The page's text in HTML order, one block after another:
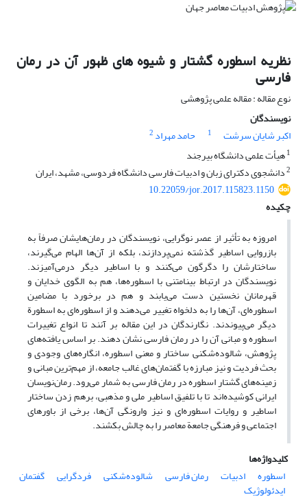
نظریه اسطوره گشتار و شیوه های ظهور آن در رمان
فارسی
نوع مقاله : مقاله علمی پژوهشی
نویسندگان
اکبر شایان سرشت
1 حامد مهراد 2
1هیأت علمی دانشگاه بیرجند
2دانشجوی دکترای زبان و ادبیات فارسی دانشگاه فردوسی، مشهد، ایران
10.22059/jor.2017.115823.1150
چکیده
امروزه به تأثیر از عصر نوگرایی، نویسندگان در رمان‌هایشان صرفاً به
بازروایی اساطیر گذشته نمی‌پردازند، بلکه از آن‌ها الهام می‌گیرند،
ساختارشان را دگرگون می‌کنند و با اساطیر دیگر درمی‌آمیزند.
نویسندگان در ارتباط بینامتنی با اسطوره‌ها، هم به الگوی خدایان و
قهرمانان نخستین دست می‌یابند و هم در برخورد با مضامین
اسطوره‌ای، آن‌ها را به دلخواه تغییر می‌دهند و از اسطوره‌ای به اسطورة
دیگر می‌پیوندند. نگارندگان در این مقاله بر آنند تا انواع تغییرات
اسطوره و مبانی آن‌ را در رمان‌ فارسی نشان دهند. بر اساس یافته‌های
پژوهش، شالوده‌شکنی ساختار و معنی اسطوره، انگاره‌های وجودی و
بحث فردیت و نیز مبارزه با گفتمان‌های غالب جامعه، از مهم‌ترین مبانی و
زمینه‌های گشتارِ اسطوره‌ در رمان فارسی به شمار می‌رود. رمان‌‌نویسان
ایرانی کوشیده‌اند تا با تلفیق اساطیر ملی و مذهبی، برهم زدن ساختار
اساطیر و روایات اسطوره‌ای و نیز وارونگی آن‌ها، برخی از باورهای
اجتماعی و فرهنگی جامعة معاصر را به چالش بکشند.
کلیدواژه‌ها
اسطوره
ادبیات رمان فارسی شالوده‌شکنی فردگرایی گفتمان
ایدئولوژیک